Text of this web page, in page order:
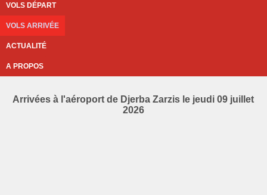
VOLS DÉPART
VOLS ARRIVÉE
ACTUALITÉ
A PROPOS
Arrivées à l'aéroport de Djerba Zarzis le jeudi 09 juillet
2026